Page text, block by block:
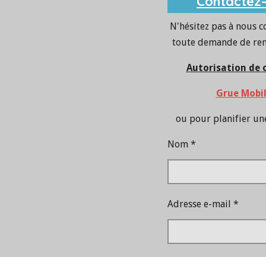
N'hésitez pas à nous
toute demande de
Autorisation de
Grue
ou pour planifier
Nom *
Adresse e-mail *